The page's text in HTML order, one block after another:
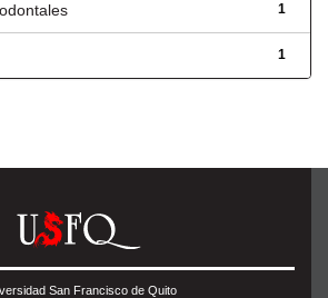
1
1
San Francisco de Quito